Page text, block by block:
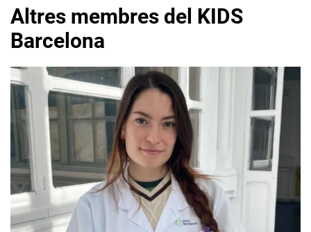
Altres membres del KIDS
Barcelona